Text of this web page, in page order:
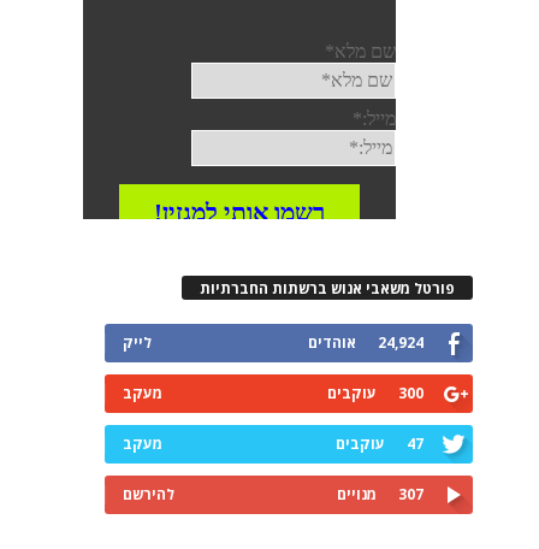
משאבי אנוש ברשתות החברתיות
אוהדים
עוקבים
עוקבים
מנויים